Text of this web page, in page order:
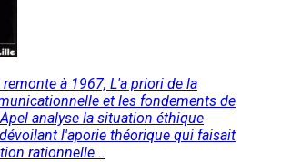
à 1967, L'a priori de la
et les fondements de
analyse la situation éthique
l'aporie théorique qui faisait
rationnelle...